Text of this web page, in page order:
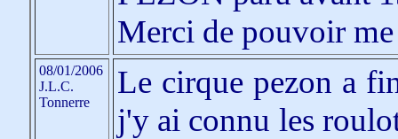
Merci de pouvoir me
08/01/2006
J.L.C.
Tonnerre
Le cirque pezon a
j'y ai connu les